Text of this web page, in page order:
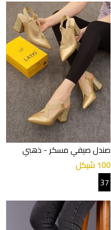
صندل صيفي مسكر- ذهبي
100 شيكل
37